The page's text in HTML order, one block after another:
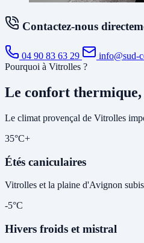
Contactez-nous
04 90 83 63 29
info@sud-
Pourquoi à Vitrolles ?
Le confort thermique,
Le climat provençal de Vitrolles
35°C+
Étés caniculaires
Vitrolles et la plaine d'Avignon
-5°C
Hivers froids et mistral